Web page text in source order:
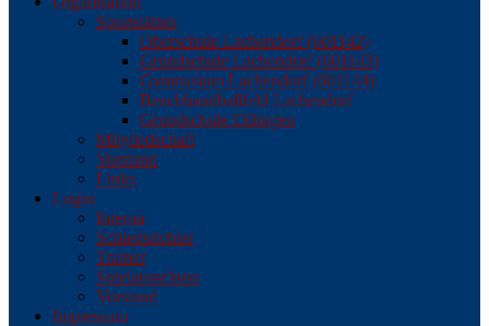
Sportstätten
Oberschule Lachendorf (601142)
Grundschule Lachendorf (601143)
Gymnasium Lachendorf (601144)
Beachhandballfeld Lachendorf
Grundschule Eldingen
Mitgliedschaft
Vorstand
Links
Login
Interna
Schiedsrichter
Trainer
Spielausschuss
Vorstand
Impressum